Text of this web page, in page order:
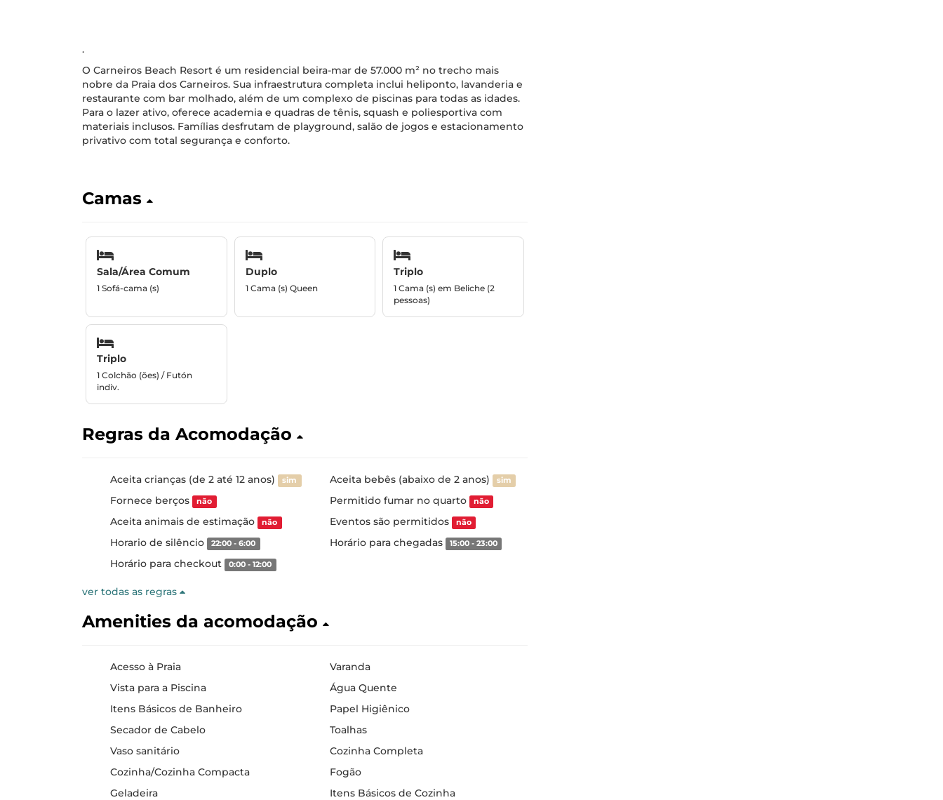
.
O Carneiros Beach Resort é um residencial beira-mar de 57.000 m² no trecho mais
nobre da Praia dos Carneiros. Sua infraestrutura completa inclui heliponto, lavanderia e
restaurante com bar molhado, além de um complexo de piscinas para todas as idades.
Para o lazer ativo, oferece academia e quadras de tênis, squash e poliesportiva com
materiais inclusos. Famílias desfrutam de playground, salão de jogos e estacionamento
privativo com total segurança e conforto.
Camas
Sala/Área Comum
1 Sofá-cama (s)
Duplo
1 Cama (s) Queen
Triplo
1 Cama (s) em Beliche (2
pessoas)
Triplo
1 Colchão (ões) / Futón
indiv.
Regras da Acomodação
Aceita crianças (de 2 até 12 anos) sim Aceita bebês (abaixo de 2 anos) sim
Fornece berços não Permitido fumar no quarto não
Aceita animais de estimação não Eventos são permitidos não
Horario de silêncio 22:00 - 6:00 Horário para chegadas 15:00 - 23:00
Horário para checkout 0:00 - 12:00
ver todas as regras
Amenities da acomodação
Acesso à Praia
Varanda
Vista para a Piscina
Água Quente
Itens Básicos de Banheiro
Papel Higiênico
Secador de Cabelo
Toalhas
Vaso sanitário
Cozinha Completa
Cozinha/Cozinha Compacta
Fogão
Geladeira
Itens Básicos de Cozinha